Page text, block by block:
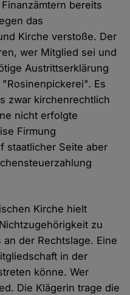
bereits
das
Kirche verstoße. Der
wer Mitglied sei und
Austrittserklärung
Es
zwar kirchenrechtlich
nicht erfolgte
Firmung
staatlicher Seite aber
Kirche hielt
zu
der Rechtslage. Eine
in der
könne. Wer
Die Klägerin trage die